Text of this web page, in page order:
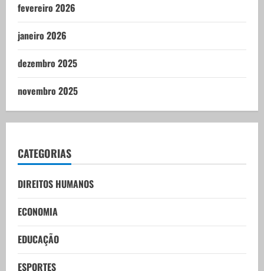
fevereiro 2026
janeiro 2026
dezembro 2025
novembro 2025
CATEGORIAS
DIREITOS HUMANOS
ECONOMIA
EDUCAÇÃO
ESPORTES